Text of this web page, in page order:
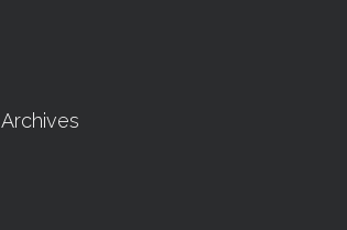
Archives